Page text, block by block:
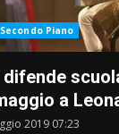
Secondo Piano
difende
a
2019 07:23